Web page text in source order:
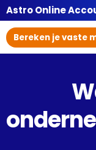
Astro Online
Bereken je vaste